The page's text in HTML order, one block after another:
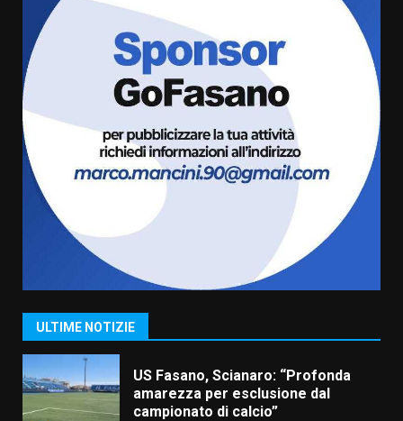
ULTIME NOTIZIE
Cura dei beni comuni e
cittadinanza attiva: online
l’avviso per la gestione
condivisa della Villetta di
Laureto
La magia del Minareto e la prima
assoluta de “L’Albergo
Belvedere. Il rapimento”
6 Agosto 2026 06:15
1
“I Contestatori: Musica di
Rivoluzione”: nuovo
appuntamento con “Fasano in
US Fasano, Scianaro: “Profonda
amarezza per esclusione dal
campionato di calcio”